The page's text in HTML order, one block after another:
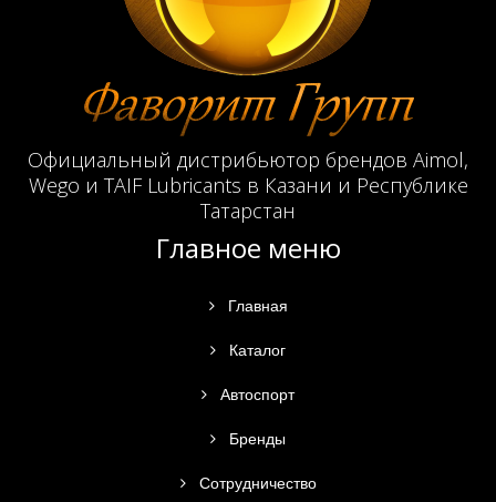
Официальный дистрибьютор брендов Aimol,
Wego и TAIF Lubricants в Казани и Республике
Татарстан
Главное меню
Главная
Каталог
Автоспорт
Бренды
Сотрудничество